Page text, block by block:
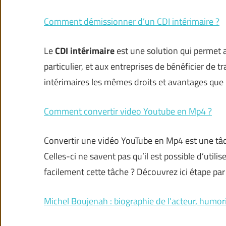
Comment démissionner d’un CDI intérimaire ?
LeCDI intérimaireest une solution qui permet
particulier, et aux entreprises de bénéficier de
intérimaires les mêmes droits et avantages
Comment convertir video Youtube en Mp4 ?
Convertir une vidéo YouTube en Mp4 est une
Celles-ci ne savent pas qu’il est possible
facilement cette tâche ? Découvrez ici étape
Michel Boujenah : biographie de l’acteur,